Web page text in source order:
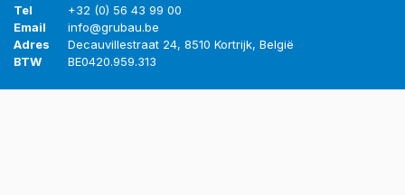
Tel
+32 (0) 56 43 99 00
Email
info@grubau.be
Adres
Decauvillestraat 24, 8510 Kortrijk, België
BTW
BE0420.959.313